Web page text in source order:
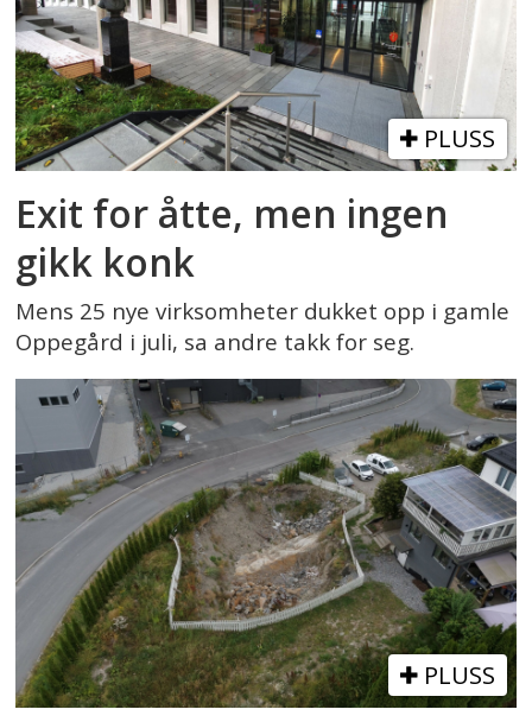
PLUSS
Exit for åtte, men ingen
gikk konk
Mens 25 nye virksomheter dukket opp i gamle
Oppegård i juli, sa andre takk for seg.
PLUSS